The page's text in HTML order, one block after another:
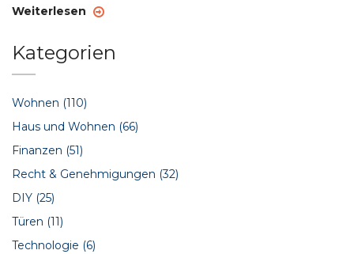
Weiterlesen
Kategorien
Wohnen (110)
Haus und Wohnen (66)
Finanzen (51)
Recht & Genehmigungen (32)
DIY (25)
Türen (11)
Technologie (6)